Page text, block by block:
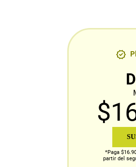
*Paga
partir del